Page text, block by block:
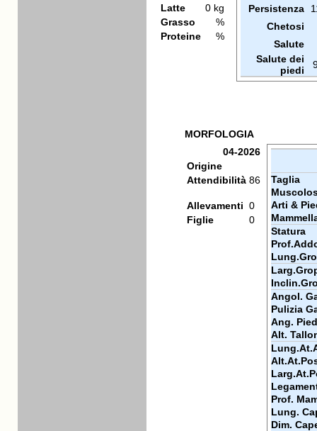
Latte
0 kg
Grasso
%
Proteine
%
Persistenza
Chetosi
Salute
Salute dei
piedi
MORFOLOGIA
04-2026
Origine
Attendibilità 86
Allevamenti 0
Figlie
0
Taglia
Arti &
Statura
Angol.
Pulizia
Ang.
Alt.
Prof.
Lung.
Dim.